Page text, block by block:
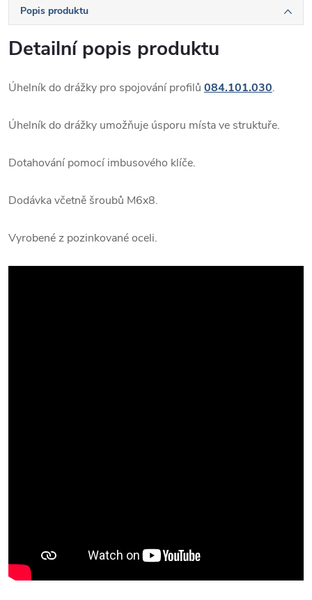
Popis produktu
Detailní popis produktu
Úhelník do drážky pro spojování profilů 084.101.030.
Úhelník do drážky umožňuje úsporu místa ve struktuře.
Dotahování pomocí imbusového klíče.
Dodávka včetně šroubů M6x8.
Vyrobené z pozinkované oceli.